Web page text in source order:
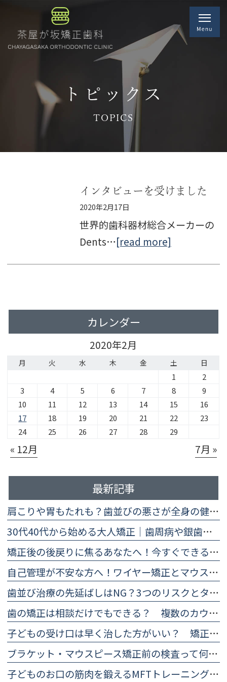
トピックス
TOPICS
インタビューを受けました
2020年2月17日
世界的歯科器材総合メーカーの
Dents…[read more]
カレンダー
2020年2月
月 火 水 木 金 土 日
1
2
3
4 5 6 7 8
9
10
11 12 13 14 15
16
17
18 19 20 21 22
23
24
25 26 27 28 29
« 12月 7月 »
最新記事
肩こりや胃もたれも？歯並びの悪さが全身の健康に及ぼす5つの影響
30代40代から始める大人矯正｜歯周病や銀歯があっても大丈夫？
矯正後の後戻りに焦るあなたへ！今すぐできる予防法と再治療の目安
自己管理が不安な方へ！ワイヤー矯正とマウスピース矯正の違い比較
歯並び治療の先延ばしはNG？3つのリスクとタイミングを医師が解説
歯の矯正は相談だけでもできる？ 複数のカウンセリングを受けるメリットとは
子どもの受け口は早く治した方がいい？ 矯正した方がいいと言われる理由
ブラケット・マウスピース矯正前の検査って何をする？ 治療計画に欠かせない精密検査について
子どものお口の筋肉を鍛えるMFTトレーニング（口腔筋機能療法）のやり方